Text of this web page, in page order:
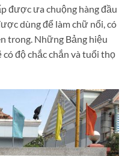
được ưa chuộng hàng đầu
dùng để làm chữ nổi, có
trong. Những Bảng hiệu
độ chắc chắn và tuổi thọ